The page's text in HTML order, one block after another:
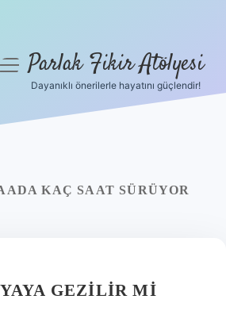
menüyüParlak Fikir Atölyesi
Dayanıklı önerilerle hayatını güçlendir!
KAÇ SAAT SÜRÜYOR
GEZILIR MI